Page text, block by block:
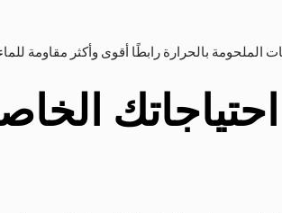
الملحومة بالحرارة رابطًا أقوى وأكثر مقاومة